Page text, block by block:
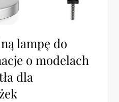
lampę do
o modelach
dla